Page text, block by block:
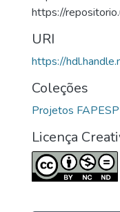
https://
URI
https://
Coleções
Projetos FAPESP
Licença